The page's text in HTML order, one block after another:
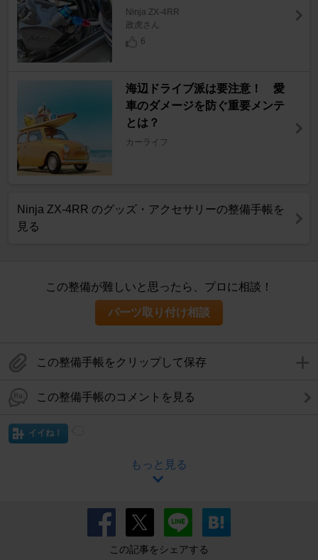
Ninja ZX-4RR
政虎さん
6
海辺ドライブ派は要注意！ 愛
車のダメージを防ぐ重要メンテ
とは？
カーライフ
Ninja ZX-4RR のグッズ・アクセサリーの整備手帳を
見る
この整備が難しいと思ったら、プロに相談！
パーツ取り付け相談
この整備手帳をクリップして保存
この整備手帳のコメントを見る
イイね！
もっと見る
この記事をシェアする